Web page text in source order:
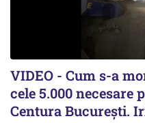
VIDEO - Cum s-a
cele 5.000 necesare
Centura București.